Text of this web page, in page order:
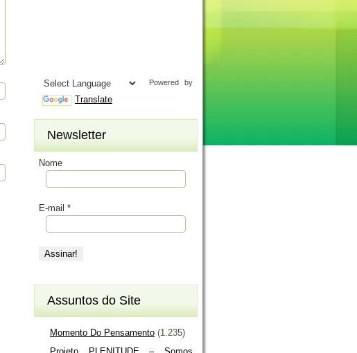
Powered by
Translate
Newsletter
Nome
E-mail *
Assuntos do Site
Momento Do Pensamento (1.235)